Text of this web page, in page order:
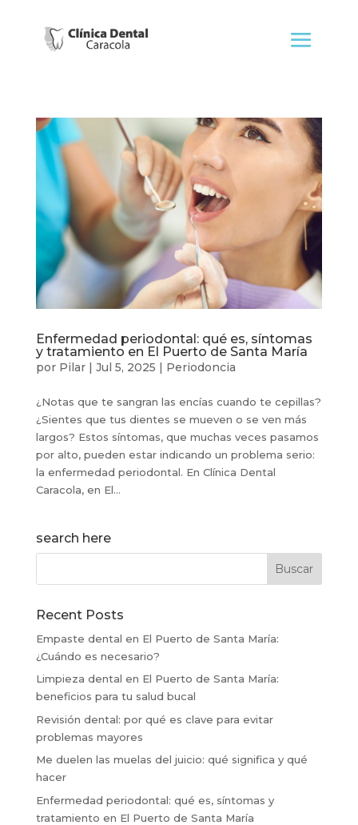
Enfermedad periodontal: qué es, síntomas
y tratamiento en El Puerto de Santa María
por Pilar| Jul 5, 2025 | Periodoncia
¿Notas que te sangran las encías cuando te cepillas?
¿Sientes que tus dientes se mueven o se ven más
largos? Estos síntomas, que muchas veces pasamos
por alto, pueden estar indicando un problema serio:
la enfermedad periodontal. En Clínica Dental
Caracola, en El...
search here
Recent Posts
Empaste dental en El Puerto de Santa María:
¿Cuándo es necesario?
Limpieza dental en El Puerto de Santa María:
beneficios para tu salud bucal
Revisión dental: por qué es clave para evitar
problemas mayores
Me duelen las muelas del juicio: qué significa y qué
hacer
Enfermedad periodontal: qué es, síntomas y
tratamiento en El Puerto de Santa María